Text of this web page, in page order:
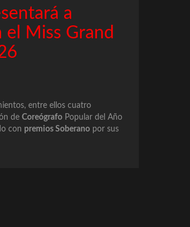
a
el Miss Grand
entre ellos cuatro
de Coreógrafo Popular del Año
con premios Soberano por sus